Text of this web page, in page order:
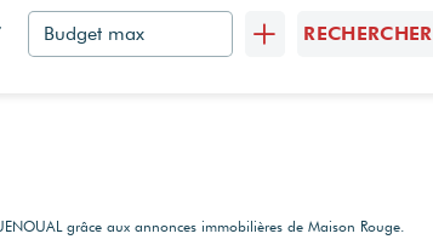
RECHERCHER
grâce aux annonces immobilières de Maison Rouge.